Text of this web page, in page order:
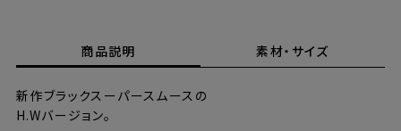
商品説明 素材・サイズ
新作ブラックスーパースムースの
H.Wバージョン。